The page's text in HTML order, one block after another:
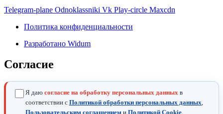
Telegram-plane Odnoklassniki Vk Play-circle Maxcdn
Политика конфиденциальности
Разработано Widum
Согласие
Я даю согласие на обработку персональных данных в
соответствии с Политикой обработки персональных данных,
Пользовательским соглашением и Политикой Cookie.